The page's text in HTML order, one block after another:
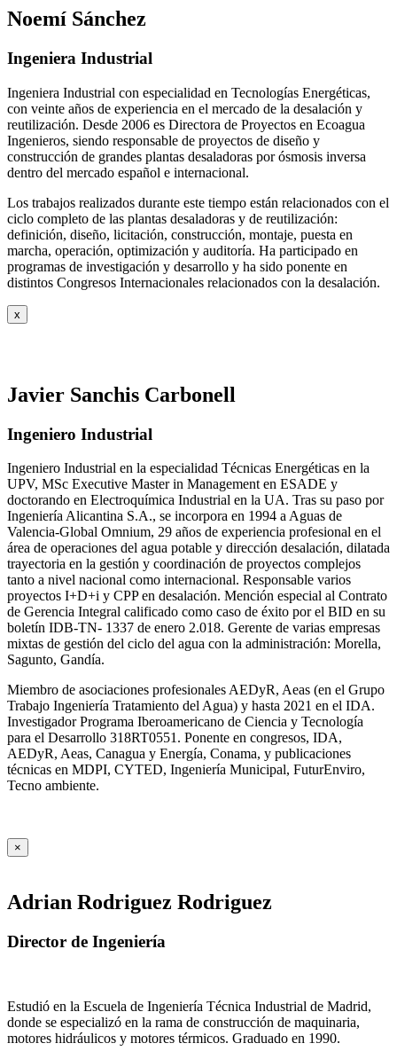
Noemí Sánchez
Ingeniera Industrial
Ingeniera Industrial con especialidad en Tecnologías Energéticas,
con veinte años de experiencia en el mercado de la desalación y
reutilización. Desde 2006 es Directora de Proyectos en Ecoagua
Ingenieros, siendo responsable de proyectos de diseño y
construcción de grandes plantas desaladoras por ósmosis inversa
dentro del mercado español e internacional.
Los trabajos realizados durante este tiempo están relacionados con el
ciclo completo de las plantas desaladoras y de reutilización:
definición, diseño, licitación, construcción, montaje, puesta en
marcha, operación, optimización y auditoría. Ha participado en
programas de investigación y desarrollo y ha sido ponente en
distintos Congresos Internacionales relacionados con la desalación.
x
Javier Sanchis Carbonell
Ingeniero Industrial
Ingeniero Industrial en la especialidad Técnicas Energéticas en la
UPV, MSc Executive Master in Management en ESADE y
doctorando en Electroquímica Industrial en la UA. Tras su paso por
Ingeniería Alicantina S.A., se incorpora en 1994 a Aguas de
Valencia-Global Omnium, 29 años de experiencia profesional en el
área de operaciones del agua potable y dirección desalación, dilatada
trayectoria en la gestión y coordinación de proyectos complejos
tanto a nivel nacional como internacional. Responsable varios
proyectos I+D+i y CPP en desalación. Mención especial al Contrato
de Gerencia Integral calificado como caso de éxito por el BID en su
boletín IDB-TN- 1337 de enero 2.018. Gerente de varias empresas
mixtas de gestión del ciclo del agua con la administración: Morella,
Sagunto, Gandía.
Miembro de asociaciones profesionales AEDyR, Aeas (en el Grupo
Trabajo Ingeniería Tratamiento del Agua) y hasta 2021 en el IDA.
Investigador Programa Iberoamericano de Ciencia y Tecnología
para el Desarrollo 318RT0551. Ponente en congresos, IDA,
AEDyR, Aeas, Canagua y Energía, Conama, y publicaciones
técnicas en MDPI, CYTED, Ingeniería Municipal, FuturEnviro,
Tecno ambiente.
×
Adrian Rodriguez Rodriguez
Director de Ingeniería
Estudió en la Escuela de Ingeniería Técnica Industrial de Madrid,
donde se especializó en la rama de construcción de maquinaria,
motores hidráulicos y motores térmicos. Graduado en 1990.